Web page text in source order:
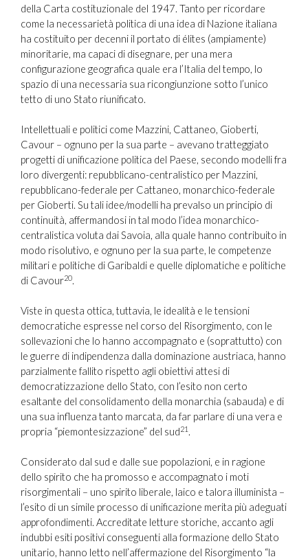
della Carta costituzionale del 1947. Tanto per ricordare
come la necessarietà politica di una idea di Nazione italiana
ha costituito per decenni il portato di élites (ampiamente)
minoritarie, ma capaci di disegnare, per una mera
configurazione geografica quale era l’Italia del tempo, lo
spazio di una necessaria sua ricongiunzione sotto l’unico
tetto di uno Stato riunificato.
Intellettuali e politici come Mazzini, Cattaneo, Gioberti,
Cavour – ognuno per la sua parte – avevano tratteggiato
progetti di unificazione politica del Paese, secondo modelli fra
loro divergenti: repubblicano-centralistico per Mazzini,
repubblicano-federale per Cattaneo, monarchico-federale
per Gioberti. Su tali idee/modelli ha prevalso un principio di
continuità, affermandosi in tal modo l’idea monarchico-
centralistica voluta dai Savoia, alla quale hanno contribuito in
modo risolutivo, e ognuno per la sua parte, le competenze
militari e politiche di Garibaldi e quelle diplomatiche e politiche
di Cavour20.
Viste in questa ottica, tuttavia, le idealità e le tensioni
democratiche espresse nel corso del Risorgimento, con le
sollevazioni che lo hanno accompagnato e (soprattutto) con
le guerre di indipendenza dalla dominazione austriaca, hanno
parzialmente fallito rispetto agli obiettivi attesi di
democratizzazione dello Stato, con l’esito non certo
esaltante del consolidamento della monarchia (sabauda) e di
una sua influenza tanto marcata, da far parlare di una vera e
propria “piemontesizzazione” del sud21 .
Considerato dal sud e dalle sue popolazioni, e in ragione
dello spirito che ha promosso e accompagnato i moti
risorgimentali – uno spirito liberale, laico e talora illuminista –
l’esito di un simile processo di unificazione merita più adeguati
approfondimenti. Accreditate letture storiche, accanto agli
indubbi esiti positivi conseguenti alla formazione dello Stato
unitario, hanno letto nell’affermazione del Risorgimento “la